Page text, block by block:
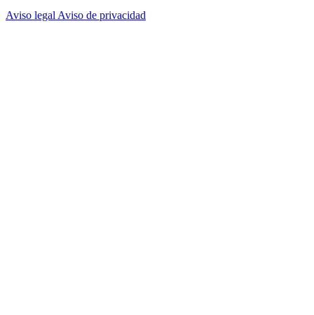
Aviso legal Aviso de privacidad